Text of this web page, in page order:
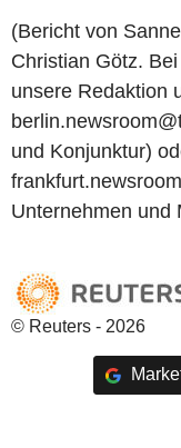
(Bericht von
Christian Götz.
unsere Redaktion
und Konjunktur)
Unternehmen und
© Reuters - 2026